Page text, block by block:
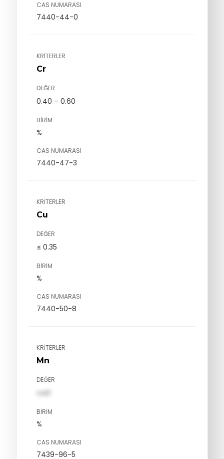
CAS NUMARASI
7440-44-0
KRITERLER
Cr
DEĞER
0.40 – 0.60
BIRIM
%
CAS NUMARASI
7440-47-3
KRITERLER
Cu
DEĞER
≤ 0.35
BIRIM
%
CAS NUMARASI
7440-50-8
KRITERLER
Mn
DEĞER
val1
BIRIM
%
CAS NUMARASI
7439-96-5